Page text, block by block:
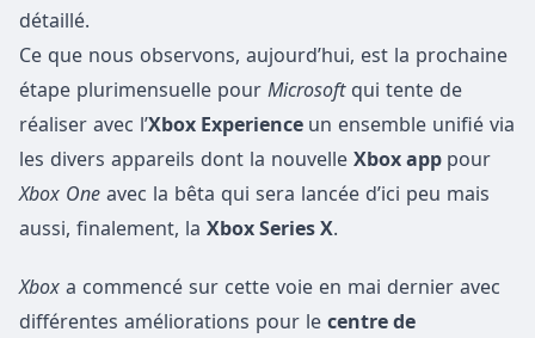
détaillé.
Ce que nous observons, aujourd’hui, est la prochaine
étape plurimensuelle pour Microsoft qui tente de
réaliser avec l’Xbox Experience un ensemble unifié via
les divers appareils dont la nouvelle Xbox app pour
Xbox One avec la bêta qui sera lancée d’ici peu mais
aussi, finalement, la Xbox Series X.
Xbox a commencé sur cette voie en mai dernier avec
différentes améliorations pour le centre de